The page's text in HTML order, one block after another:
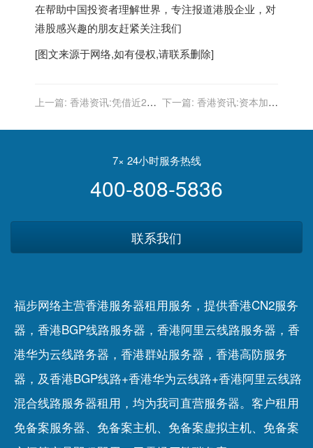
在帮助中国投资者理解世界，专注报道港股企业，对
港股感兴趣的朋友赶紧关注我们
[图文来源于网络,如有侵权,请联系删除]
上一篇: 香港资讯:凭借近2亿
果的可能性有多大？
下一篇: 香港资讯:资本加速
已至爆发前夕
7× 24小时服务热线
400-808-5836
联系我们
福步网络主营香港服务器租用服务，提供香港CN2服务
器，香港BGP线路服务器，香港阿里云线路服务器，香
港华为云线路务器，香港群站服务器，香港高防服务
器，及香港BGP线路+香港华为云线路+香港阿里云线路
混合线路服务器租用，均为我司直营服务器。客户租用
免备案服务器、 免备案主机、 免备案虚拟主机、 免备案